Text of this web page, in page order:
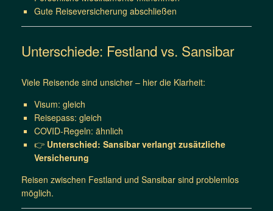
Gute Reiseversicherung abschließen
Unterschiede: Festland vs. Sansibar
Viele Reisende sind unsicher – hier die Klarheit:
Visum: gleich
Reisepass: gleich
COVID-Regeln: ähnlich
👉 Unterschied: Sansibar verlangt zusätzliche
Versicherung
Reisen zwischen Festland und Sansibar sind problemlos
möglich.